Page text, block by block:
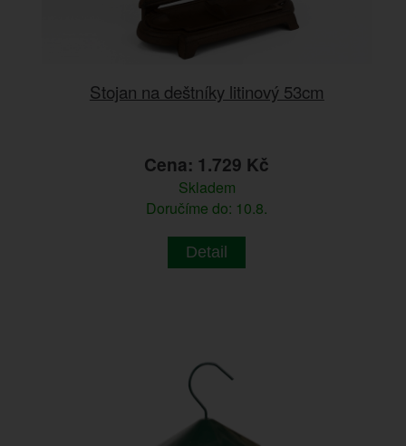
Stojan na deštníky litinový 53cm
Cena: 1.729 Kč
Skladem
Doručíme do: 10.8.
Detail